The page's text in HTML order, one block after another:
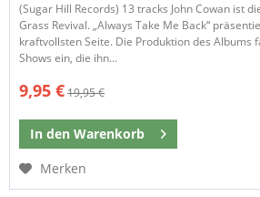
​(Sugar Hill Records) 13 tracks John Cowan ist
Grass Revival. „Always Take Me Back“
kraftvollsten Seite. Die Produktion des Albums
Shows ein, die ihn...
9,95 €19,95 €
In den Warenkorb
Merken